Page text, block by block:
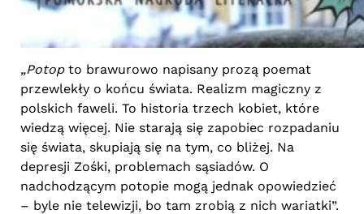
„Potopto brawurowo napisany prozą poemat
przewlekły o końcu świata. Realizm magiczny z
polskich faweli. To historia trzech kobiet, które
wiedzą więcej. Nie starają się zapobiec rozpadaniu
się świata, skupiają się na tym, co bliżej. Na
depresji Zośki, problemach sąsiadów. O
nadchodzącym potopie mogą jednak opowiedzieć
– byle nie telewizji, bo tam zrobią z nich wariatki”.